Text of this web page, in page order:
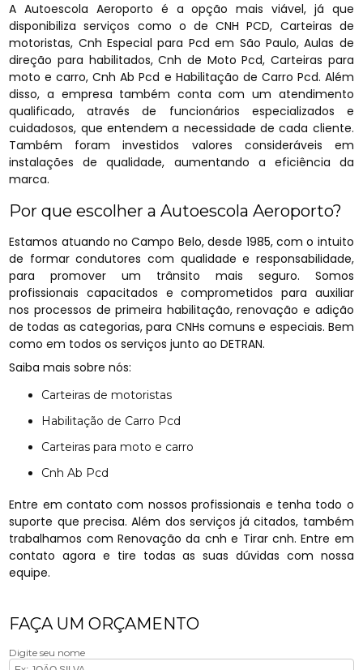
A Autoescola Aeroporto é a opção mais viável, já que
disponibiliza serviços como o de CNH PCD, Carteiras de
motoristas, Cnh Especial para Pcd em São Paulo, Aulas de
direção para habilitados, Cnh de Moto Pcd, Carteiras para
moto e carro, Cnh Ab Pcd e Habilitação de Carro Pcd. Além
disso, a empresa também conta com um atendimento
qualificado, através de funcionários especializados e
cuidadosos, que entendem a necessidade de cada cliente.
Também foram investidos valores consideráveis em
instalações de qualidade, aumentando a eficiência da
marca.
Por que escolher a Autoescola Aeroporto?
Estamos atuando no Campo Belo, desde 1985, com o intuito
de formar condutores com qualidade e responsabilidade,
para promover um trânsito mais seguro. Somos
profissionais capacitados e comprometidos para auxiliar
nos processos de primeira habilitação, renovação e adição
de todas as categorias, para CNHs comuns e especiais. Bem
como em todos os serviços junto ao DETRAN.
Saiba mais sobre nós:
Carteiras de motoristas
Habilitação de Carro Pcd
Carteiras para moto e carro
Cnh Ab Pcd
Entre em contato com nossos profissionais e tenha todo o
suporte que precisa. Além dos serviços já citados, também
trabalhamos com Renovação da cnh e Tirar cnh. Entre em
contato agora e tire todas as suas dúvidas com nossa
equipe.
FAÇA UM ORÇAMENTO
Digite seu nome